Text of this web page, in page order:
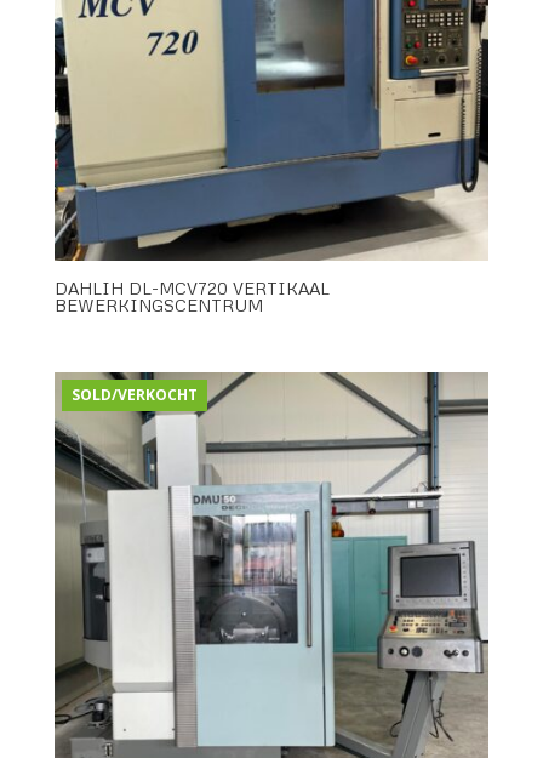
DAHLIH DL-MCV720 VERTIKAAL
BEWERKINGSCENTRUM
SOLD/VERKOCHT